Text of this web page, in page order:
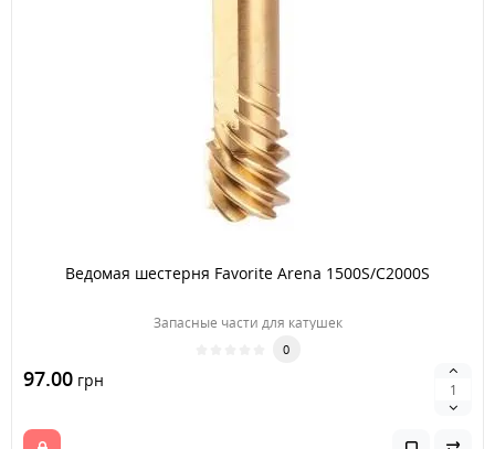
Ведомая шестерня Favorite Arena 1500S/C2000S
Запасные части для катушек
0
97.00 грн